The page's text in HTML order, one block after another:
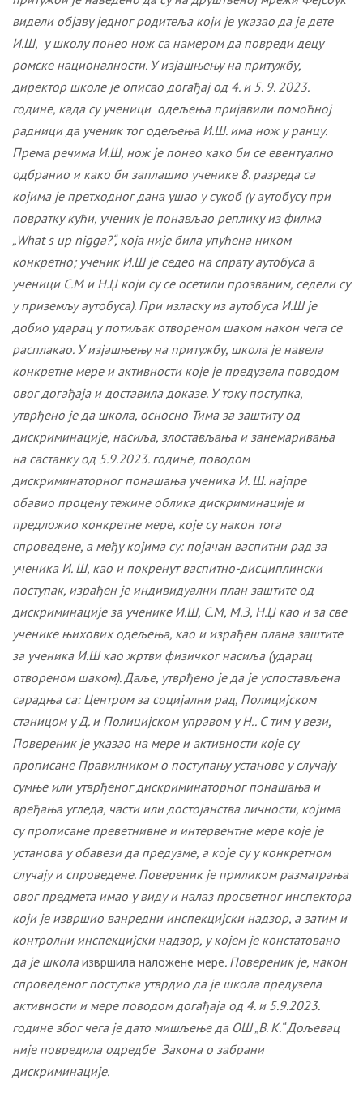
видели објаву једног родитеља који је указао да је дете
И.Ш, у школу понео нож са намером да повреди децу
ромске националности. У изјашњењуна притужбу,
директор школе је описао догађај од 4. и 5. 9. 2023.
године, када су ученици одељења пријавили помоћној
радници да ученик тог одељења И.Ш. има нож у ранцу.
Према речима И.Ш, нож је понео како би се евентуално
одбранио и како би заплашио ученике 8. разреда са
којима је претходног дана ушао у сукоб (у аутобусу при
повратку кући, ученик је понављао реплику из филма
„What s up nigga?“,која није била упућена ником
конкретно; ученик И.Ш је седео на спрату аутобуса а
ученици С.М и Н.Џ који су се осетили прозваним, седели су
у приземљу аутобуса). При изласку из аутобуса И.Ш је
добио ударац у потиљак отвореном шаком након чега се
расплакао. У изјашњењу на притужбу, школа је навела
конкретне мере и активности које је предузела поводом
овог догађаја и доставила доказе. У току поступка,
утврђено је да школа, осносно Тима за заштиту од
дискриминације, насиља, злостављања и занемаривања
на састанку од 5.9.2023. године, поводом
дискриминаторног понашања ученика И. Ш.најпре
обавио процену тежине облика дискриминације и
предложио конкретне мере, које су након тога
спроведене, а међу којима су: појачан васпитни рад за
ученика И. Ш, као и покренутваспитно-дисциплински
поступак, израђен је индивидуални план заштитеод
дискриминације за ученике И.Ш, С.М, М.З, Н.Џ као и за све
ученике њихових одељења, као и израђен плана заштите
за ученика И.Ш као жртви физичког насиља (ударац
отвореном шаком). Даље, утврђено је да је успостављена
сарадња са: Центром за социјални рад, Полицијском
станицом у Д. и Полицијском управом у Н.. С тим у вези,
Повереник је указао на мере и активности које су
прописане Правилником о поступању установе у случају
сумње или утврђеног дискриминаторног понашања и
вређања угледа, части или достојанства личности, којима
су прописане преветнивне и интервентне мере које је
установа у обавези да предузме, а које су у конкретном
случају и спроведене. Повереник је приликом разматрања
овог предмета имао у виду и налаз просветног инспектора
који је извршио ванредни инспекцијски надзор, а затим и
контролни инспекцијски надзор, у којем је констатовано
да је школаизвршила наложене мере. Повереник је, након
спроведеног поступка утврдио да је школа предузела
активности и мере поводомдогађаја од 4. и 5.9.2023.
године због чега је дато мишљење да ОШ „В. К.“ Дољевац
није повредила одредбе Закона о забрани
дискриминације.